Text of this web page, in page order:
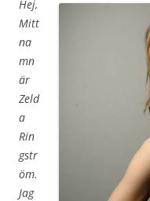
Hej,
Mitt
na
mn
är
Zeld
a
Rin
gstr
öm.
Jag